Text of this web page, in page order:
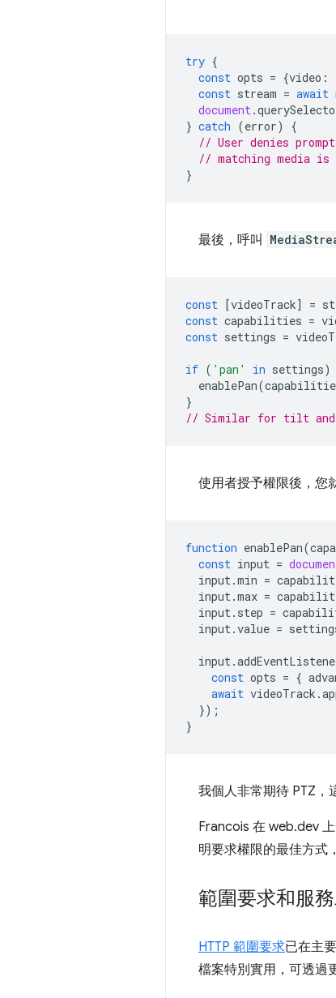
try {
const opts = {video :
const stream = await
document .
} catch (error)
{
// User denies
// matching media
}
最後，呼叫
const [videoTrack] =
const capabilities =
const settings =
if ( 'pan' in settings)
enablePan(
}
// Similar for tilt and
使用者授予權限後，您
function enablePan(
const input =
input .min =
input .max =
input . step =
input .value =
input .
const opts = {
await videoTrack .
});
}
我個人非常期待 PTZ，
Francois 在 web.dev
明要求權限的最佳方式
範圍要求和服
HTTP 範圍要求已在主
檔案特別實用，可透過